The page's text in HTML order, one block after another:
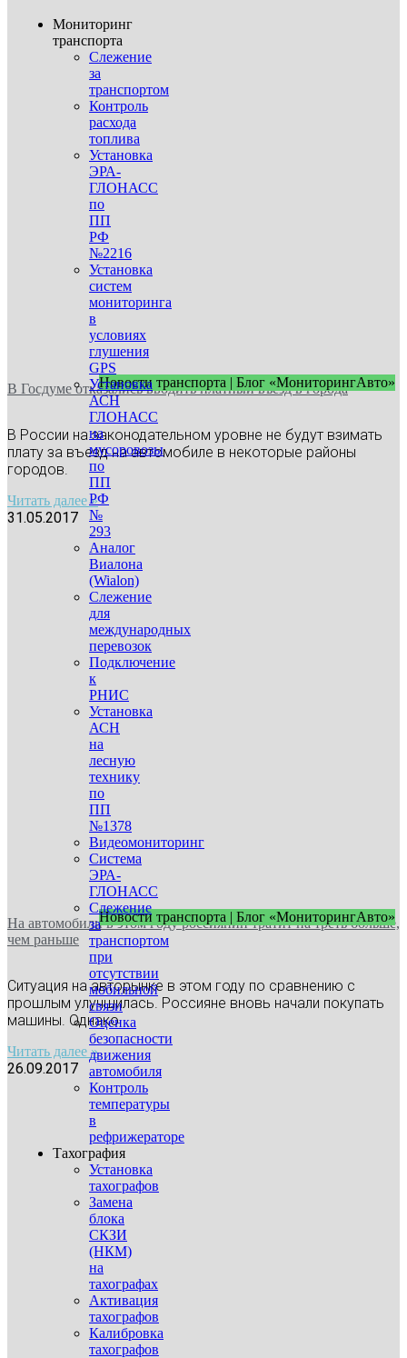
Мониторинг
транспорта
Слежение
за
транспортом
Контроль
расхода
топлива
Установка
ЭРА-
ГЛОНАСС
по
ПП
РФ
№2216
Установка
систем
мониторинга
в
условиях
глушения
GPS
Установка
АСН
ГЛОНАСС
на
мусоровозы
по
ПП
РФ
№
293
Аналог
Виалона
(Wialon)
Слежение
для
международных
перевозок
Подключение
к
РНИС
Установка
АСН
на
лесную
технику
по
ПП
№1378
Видеомониторинг
Система
ЭРА-
ГЛОНАСС
Слежение
за
транспортом
при
отсутствии
мобильной
связи
Оценка
безопасности
движения
автомобиля
Контроль
температуры
в
рефрижераторе
Тахография
Установка
тахографов
Замена
блока
СКЗИ
(НКМ)
на
тахографах
Активация
тахографов
Калибровка
тахографов
Новости транспорта | Блог «МониторингАвто»
В Госдуме отказались вводить платный въезд в города
В России на законодательном уровне не будут взимать
плату за въезд на автомобиле в некоторые районы
городов.
Читать далее »
31.05.2017
Новости транспорта | Блог «МониторингАвто»
На автомобили в этом году россиянин тратит на треть больше,
чем раньше
Ситуация на авторынке в этом году по сравнению с
прошлым улучшилась. Россияне вновь начали покупать
машины. Однако
Читать далее »
26.09.2017